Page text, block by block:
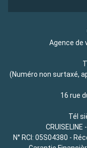
Agence de
(Numéro non surtaxé,
16 rue
Tél
N° RCI: 05S04380 -